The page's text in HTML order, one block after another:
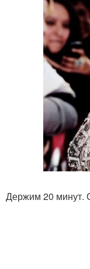
Держим 20 минут.